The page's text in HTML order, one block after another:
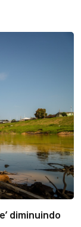
diminuindo